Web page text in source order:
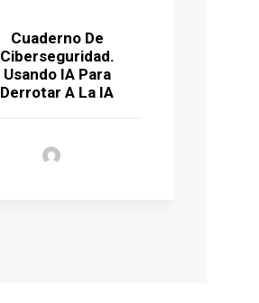
Cuaderno De
Ciberseguridad.
Usando IA Para
Derrotar A La IA